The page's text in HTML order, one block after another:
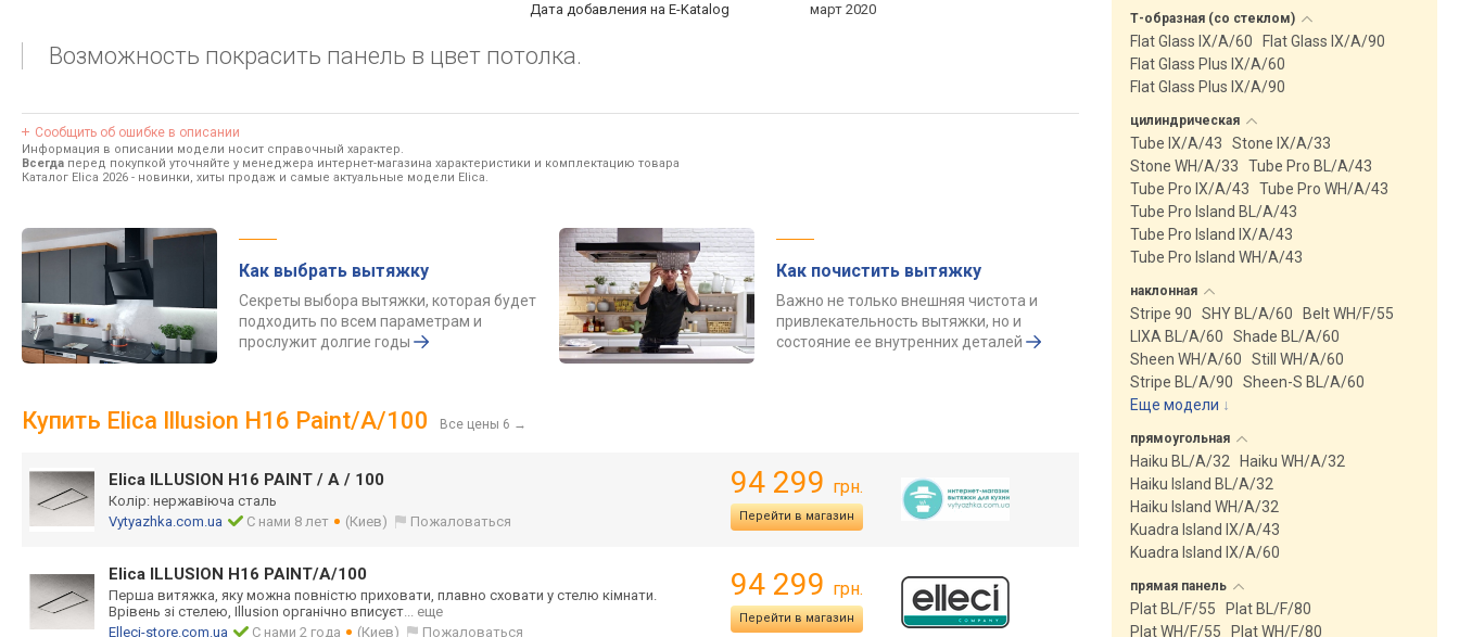
Дата добавления на E-Katalog
март 2020
Возможность покрасить панель в цвет потолка.
Сообщить об ошибке в описании
Информация в описании модели носит справочный характер.
Всегда перед покупкой уточняйте у менеджера интернет-магазина характеристики и комплектацию товара
Каталог Elica 2026 - новинки, хиты продаж и самые актуальные модели Elica.
Как выбрать вытяжку
Секреты выбора вытяжки, которая будет
подходить по всем параметрам и
прослужит долгие годы
Как почистить вытяжку
Важно не только внешняя чистота и
привлекательность вытяжки, но и
состояние ее внутренних деталей
Купить Elica Illusion H16 Paint/A/100 Все цены 6 →
Elica ILLUSION H16 PAINT / A / 100
Колір: нержавіюча сталь
Vytyazhka.com.ua
С нами 8 лет (Киев) Пожаловаться
94 299 грн.
Перейти в магазин
Elica ILLUSION H16 PAINT/A/100
Перша витяжка, яку можна повністю приховати, плавно сховати у стелю кімнати.
Врівень зі стелею, Illusion органічно вписуєт... еще
Elleci-store.com.ua
С нами 2 года (Киев) Пожаловаться
94 299 грн.
Перейти в магазин
Т-образная (со стеклом)
Flat Glass IX/A/60
Flat Glass IX/A/90
Flat Glass Plus IX/A/60
Flat Glass Plus IX/A/90
цилиндрическая
Tube IX/A/43
Stone IX/A/33
Stone WH/A/33
Tube Pro BL/A/43
Tube Pro IX/A/43
Tube Pro WH/A/43
Tube Pro Island BL/A/43
Tube Pro Island IX/A/43
Tube Pro Island WH/A/43
наклонная
Stripe 90 SHY BL/A/60
Belt WH/F/55
LIXA BL/A/60
Shade BL/A/60
Sheen WH/A/60
Still WH/A/60
Stripe BL/A/90
Sheen-S BL/A/60
Еще модели ↓
прямоугольная
Haiku BL/A/32
Haiku WH/A/32
Haiku Island BL/A/32
Haiku Island WH/A/32
Kuadra Island IX/A/43
Kuadra Island IX/A/60
прямая панель
Plat BL/F/55
Plat BL/F/80
Plat WH/F/55
Plat WH/F/80